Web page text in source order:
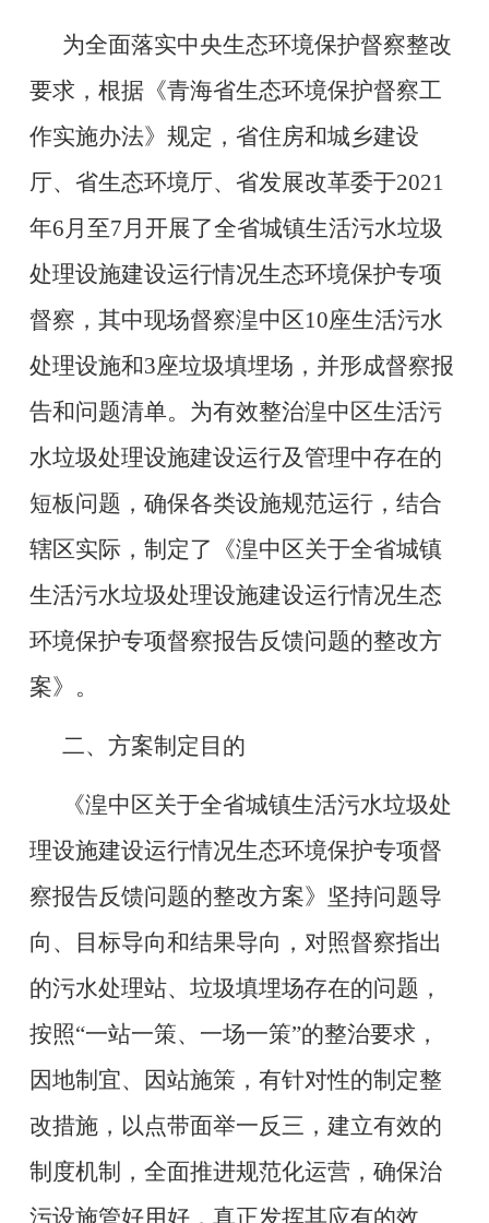
为全面落实中央生态环境保护督察整改
要求，根据《青海省生态环境保护督察工
作实施办法》规定，省住房和城乡建设
厅、省生态环境厅、省发展改革委于2021
年6月至7月开展了全省城镇生活污水垃圾
处理设施建设运行情况生态环境保护专项
督察，其中现场督察湟中区10座生活污水
处理设施和3座垃圾填埋场，并形成督察报
告和问题清单。为有效整治湟中区生活污
水垃圾处理设施建设运行及管理中存在的
短板问题，确保各类设施规范运行，结合
辖区实际，制定了《湟中区关于全省城镇
生活污水垃圾处理设施建设运行情况生态
环境保护专项督察报告反馈问题的整改方
案》。
二、方案制定目的
《湟中区关于全省城镇生活污水垃圾处
理设施建设运行情况生态环境保护专项督
察报告反馈问题的整改方案》 坚持问题导
向、目标导向和结果导向，对照督察指出
的污水处理站、垃圾填埋场存在的问题，
按照“一站一策、一场一策”的整治要求，
因地制宜、因站施策，有针对性的制定整
改措施，以点带面举一反三，建立有效的
制度机制，全面推进规范化运营，确保治
污设施管好用好，真正发挥其应有的效